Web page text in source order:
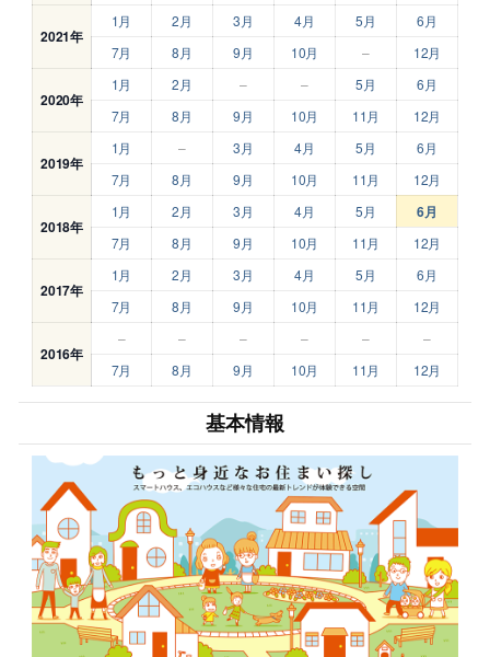
2021年
1月 2月 3月 4月 5月
6月
7月
8月 9月 10月 – 12月
2020年
1月 2月 – – 5月
6月
7月
8月 9月 10月 11月 12月
2019年
1月 – 3月 4月 5月
6月
7月
8月 9月 10月 11月 12月
2018年
1月 2月 3月 4月 5月 6月
7月 8月 9月 10月 11月 12月
2017年
1月 2月 3月 4月 5月
6月
7月
8月 9月 10月 11月 12月
2016年
– – – – –
–
7月
8月 9月 10月 11月 12月
基本情報